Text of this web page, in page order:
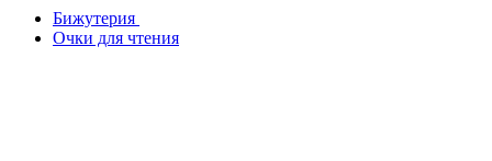
Бижутерия
Очки для чтения